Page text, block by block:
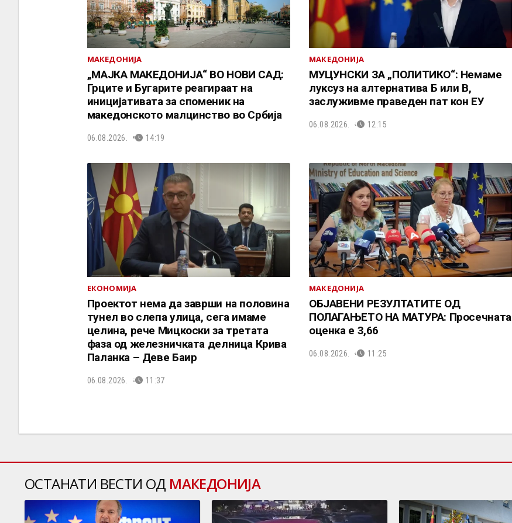
МАКЕДОНИЈА
„МАЈКА МАКЕДОНИЈА“ ВО НОВИ САД:
Грците и Бугарите реагираат на
иницијативата за споменик на
македонското малцинство во Србија
06.08.2026. 14:19
МАКЕДОНИЈА
МУЦУНСКИ ЗА „ПОЛИТИКО“: Немаме
луксуз на алтернатива Б или В,
заслуживме праведен пат кон ЕУ
06.08.2026. 12:15
ЕКОНОМИЈА
Проектот нема да заврши на половина
тунел во слепа улица, сега имаме
целина, рече Мицкоски за третата
фаза од железничката делница Крива
Паланка – Деве Баир
06.08.2026. 11:37
МАКЕДОНИЈА
ОБЈАВЕНИ РЕЗУЛТАТИТЕ ОД
ПОЛАГАЊЕТО НА МАТУРА: Просечната
оценка е 3,66
06.08.2026. 11:25
ОСТАНАТИ ВЕСТИ ОД МАКЕДОНИЈА